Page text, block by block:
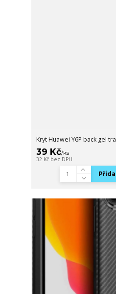
Kryt Huawei Y6P back gel
39 Kč/ks
32 Kč bez DPH